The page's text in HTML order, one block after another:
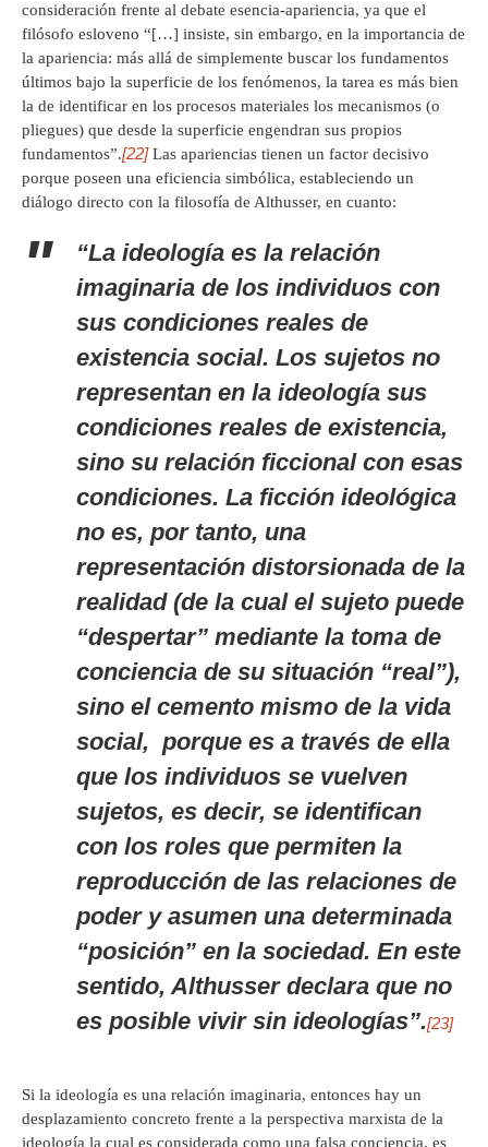
consideración frente al debate esencia-apariencia, ya que el
filósofo esloveno “[…] insiste, sin embargo, en la importancia de
la apariencia: más allá de simplemente buscar los fundamentos
últimos bajo la superficie de los fenómenos, la tarea es más bien
la de identificar en los procesos materiales los mecanismos (o
pliegues) que desde la superficie engendran sus propios
fundamentos”.[22]Las apariencias tienen un factor decisivo
porque poseen una eficiencia simbólica, estableciendo un
diálogo directo con la filosofía de Althusser, en cuanto:
“La ideología es la relación
imaginaria de los individuos con
sus condiciones reales de
existencia social. Los sujetos no
representan en la ideología sus
condiciones reales de existencia,
sino su relación ficcional con esas
condiciones. La ficción ideológica
no es, por tanto, una
representación distorsionada de la
realidad (de la cual el sujeto puede
“despertar” mediante la toma de
conciencia de su situación “real”),
sino el cemento mismo de la vida
social, porque es a través de ella
que los individuos se vuelven
sujetos, es decir, se identifican
con los roles que permiten la
reproducción de las relaciones de
poder y asumen una determinada
“posición” en la sociedad. En este
sentido, Althusser declara que no
es posible vivir sin ideologías”.[23]
Si la ideología es una relación imaginaria, entonces hay un
desplazamiento concreto frente a la perspectiva marxista de la
ideología la cual es considerada como una falsa conciencia, es